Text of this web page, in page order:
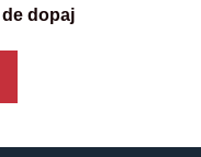
dopaj